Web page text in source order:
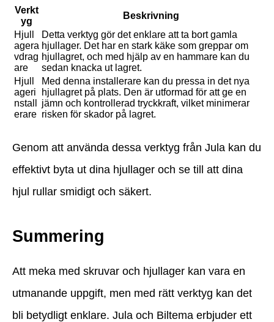
Verkt
yg
Beskrivning
Hjull
agera
vdrag
are
Detta verktyg gör det enklare att ta bort gamla
hjullager. Det har en stark käke som greppar om
hjullagret, och med hjälp av en hammare kan du
sedan knacka ut lagret.
Hjull
ageri
nstall
erare
Med denna installerare kan du pressa in det nya
hjullagret på plats. Den är utformad för att ge en
jämn och kontrollerad tryckkraft, vilket minimerar
risken för skador på lagret.
Genom att använda dessa verktyg från Jula kan du
effektivt byta ut dina hjullager och se till att dina
hjul rullar smidigt och säkert.
Summering
Att meka med skruvar och hjullager kan vara en
utmanande uppgift, men med rätt verktyg kan det
bli betydligt enklare. Jula och Biltema erbjuder ett